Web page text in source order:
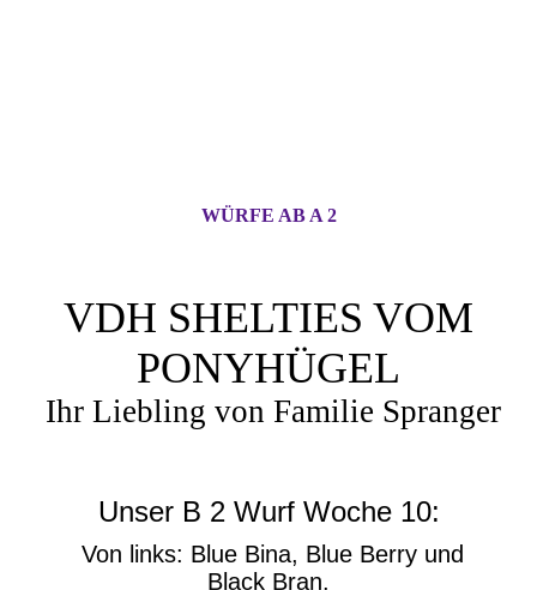
WÜRFE AB A 2
VDH SHELTIES VOM
PONYHÜGEL
Ihr Liebling von Familie Spranger
Unser B 2 Wurf Woche 10:
Von links: Blue Bina, Blue Berry und
Black Bran.